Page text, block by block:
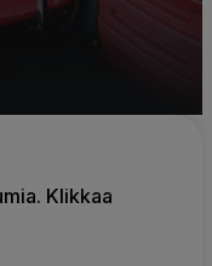
Klikkaa